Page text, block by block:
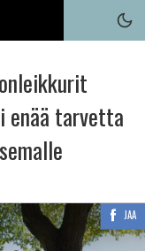
enää tarvetta
JAA